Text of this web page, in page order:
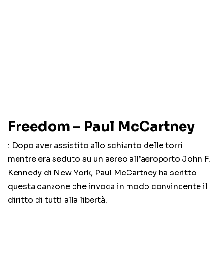
Freedom – Paul McCartney
: Dopo aver assistito allo schianto delle torri
mentre era seduto su un aereo all’aeroporto John F.
Kennedy di New York, Paul McCartney ha scritto
questa canzone che invoca in modo convincente il
diritto di tutti alla libertà.